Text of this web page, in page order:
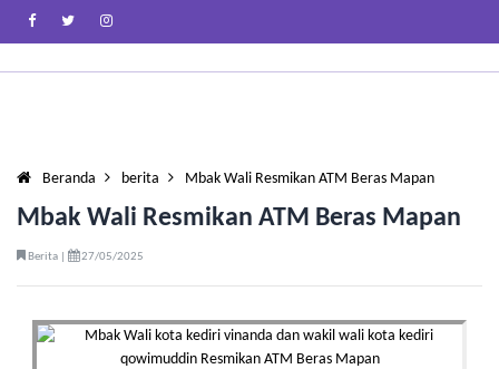
Beranda berita Mbak Wali Resmikan ATM Beras Mapan
Mbak Wali Resmikan ATM Beras Mapan
Berita | 27/05/2025